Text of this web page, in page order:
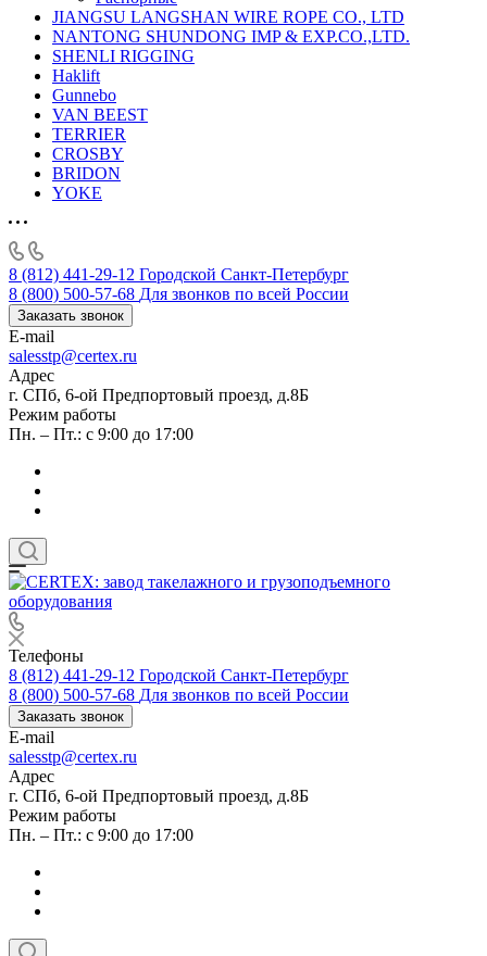
JIANGSU LANGSHAN WIRE ROPE CO., LTD
NANTONG SHUNDONG IMP & EXP.CO.,LTD.
SHENLI RIGGING
Haklift
Gunnebo
VAN BEEST
TERRIER
CROSBY
BRIDON
YOKE
8 (812) 441-29-12 Городской Санкт-Петербург
8 (800) 500-57-68 Для звонков по всей России
Заказать звонок
E-mail
salesstp@certex.ru
Адрес
г. СПб, 6-ой Предпортовый проезд, д.8Б
Режим работы
Пн. – Пт.: с 9:00 до 17:00
Телефоны
8 (812) 441-29-12 Городской Санкт-Петербург
8 (800) 500-57-68 Для звонков по всей России
Заказать звонок
E-mail
salesstp@certex.ru
Адрес
г. СПб, 6-ой Предпортовый проезд, д.8Б
Режим работы
Пн. – Пт.: с 9:00 до 17:00